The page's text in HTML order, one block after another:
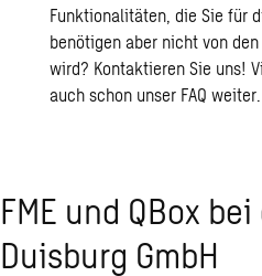
Funktionalitäten, die Sie für
benötigen aber nicht von
wird? Kontaktieren Sie uns!
auch schon unser FAQ weiter.
FME und QBox
Duisburg GmbH